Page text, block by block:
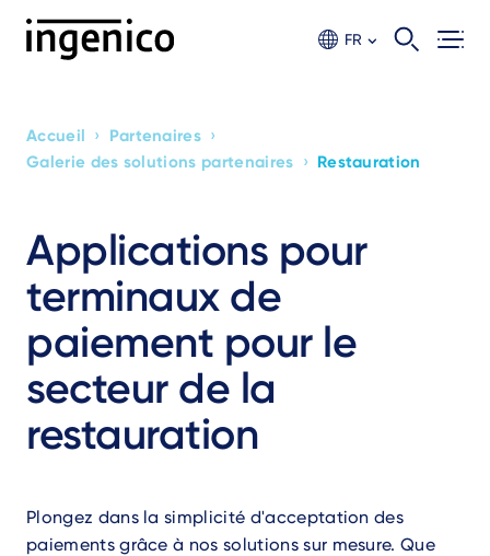
contenu
FR
Applications pour
terminaux de
paiement pour le
secteur de la
restauration
Plongez dans la simplicité d'acceptation des
paiements grâce à nos solutions sur mesure. Que
Breadcrumb
Accueil › Partenaires ›
Galerie des solutions partenaires › Restauration